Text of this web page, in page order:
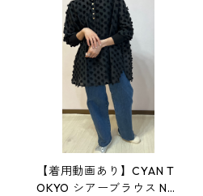
【着用動画あり】CYAN T
OKYO シアーブラウス No.